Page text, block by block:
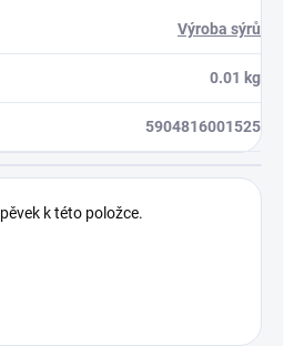
Výroba sýrů
0.01 kg
5904816001525
k této položce.